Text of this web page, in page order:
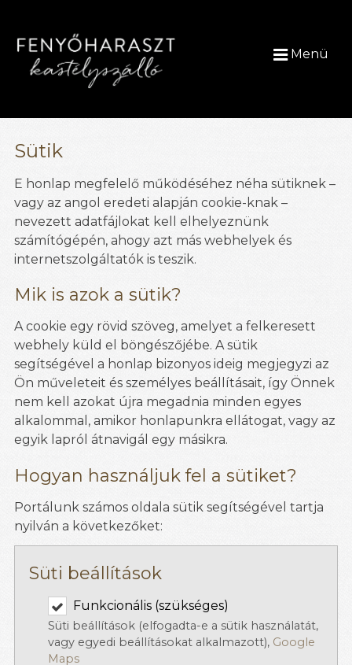
Menü
Sütik
E honlap megfelelő működéséhez néha sütiknek –
vagy az angol eredeti alapján cookie-knak –
nevezett adatfájlokat kell elhelyeznünk
számítógépén, ahogy azt más webhelyek és
internetszolgáltatók is teszik.
Mik is azok a sütik?
A cookie egy rövid szöveg, amelyet a felkeresett
webhely küld el böngészőjébe. A sütik
segítségével a honlap bizonyos ideig megjegyzi az
Ön műveleteit és személyes beállításait, így Önnek
nem kell azokat újra megadnia minden egyes
alkalommal, amikor honlapunkra ellátogat, vagy az
egyik lapról átnavigál egy másikra.
Hogyan használjuk fel a sütiket?
Portálunk számos oldala sütik segítségével tartja
nyilván a következőket:
Süti beállítások
Funkcionális (szükséges)
Süti beállítások (elfogadta-e a sütik használatát,
vagy egyedi beállításokat alkalmazott), Google
Maps